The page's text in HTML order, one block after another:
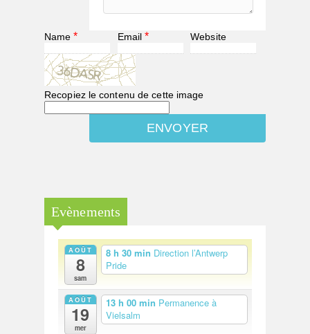
Name * Email * Website
Recopiez le contenu de cette image
Evènements
AOÛT
8
sam
8 h 30 min Direction l’Antwerp
Pride
AOÛT
19
mer
13 h 00 min Permanence à
Vielsalm